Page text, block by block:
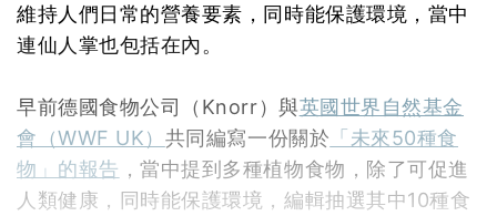
維持人們日常的營養要素，同時能保護環境，當中
連仙人掌也包括在內。
早前德國食物公司（Knorr）與英國世界自然基金
會（WWF UK） 共同編寫一份關於 「未來50種食
物」的報告 ，當中提到多種植物食物，除了可促進
人類健康，同時能保護環境，編輯抽選其中10種食